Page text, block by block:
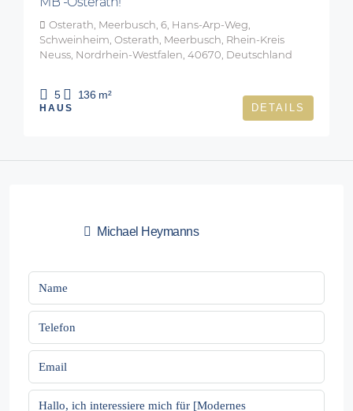
Osterath, Meerbusch, 6, Hans-Arp-Weg,
Schweinheim, Osterath, Meerbusch, Rhein-Kreis
Neuss, Nordrhein-Westfalen, 40670, Deutschland
5 136 m²
HAUS DETAILS
Michael Heymanns